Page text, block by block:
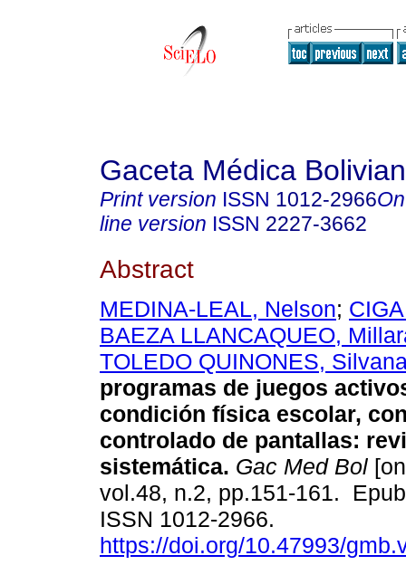
Gaceta Médica
Print version ISSN 1012-2966
line version ISSN 2227-3662
Abstract
MEDINA-LEAL, Nelson;
BAEZA LLANCAQUEO,
TOLEDO QUINONES,
programas de juegos
condición física escolar,
controlado de pantallas:
sistemática. Gac Med Bol
vol.48, n.2, pp.151-161.
ISSN 1012-2966.
https://doi.org/10.47993/